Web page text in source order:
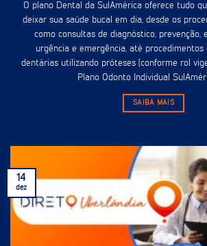
O plano Dental da SulAmérica oferece tudo
deixar sua saúde bucal em dia, desde os
como consultas de diagnóstico, prevenção,
urgência e emergência, até procedimentos
dentárias utilizando próteses (conforme rol
Plano Odonto Individual
SAIBA MAIS
14
dez